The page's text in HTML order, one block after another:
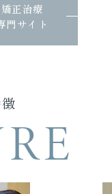
矯正治療
門サイト